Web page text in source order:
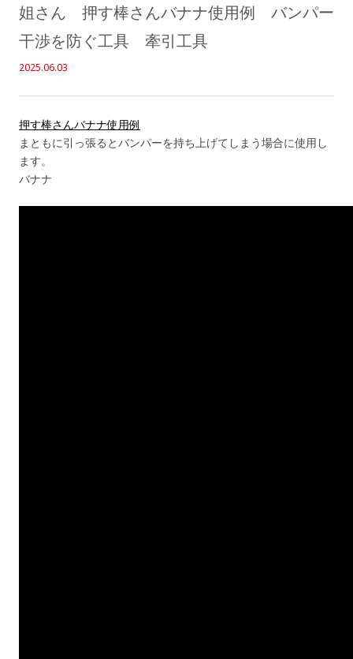
姐さん 押す棒さんバナナ使用例 バンパー
干渉を防ぐ工具 牽引工具
2025.06.03
押す棒さんバナナ使用例
まともに引っ張るとバンパーを持ち上げてしまう場合に使用し
ます。
バナナ